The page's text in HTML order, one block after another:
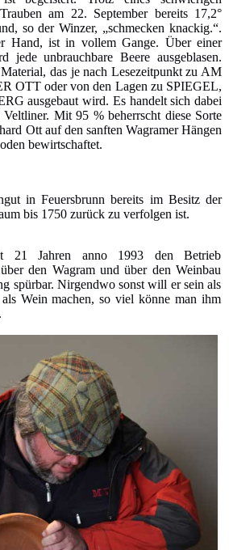
am 22. September bereits 17,2°
so der Winzer, „schmecken knackig.“.
Hand, ist in vollem Gange. Über einer
jede unbrauchbare Beere ausgeblasen.
das je nach Lesezeitpunkt zu AM
OTT oder von den Lagen zu SPIEGEL,
ausgebaut wird. Es handelt sich dabei
Mit 95 % beherrscht diese Sorte
Ott auf den sanften Wagramer Hängen
bewirtschaftet.
in Feuersbrunn bereits im Besitz der
bis 1750 zurück zu verfolgen ist.
21 Jahren anno 1993 den Betrieb
den Wagram und über den Weinbau
spürbar. Nirgendwo sonst will er sein als
Wein machen, so viel könne man ihm